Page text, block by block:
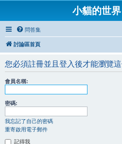
小貓的世
問答集
討論區首頁
您必須註冊並且登入後才能瀏覽這
會員名稱:
密碼:
我忘記了自己的密碼
重寄啟用電子郵件
記得我